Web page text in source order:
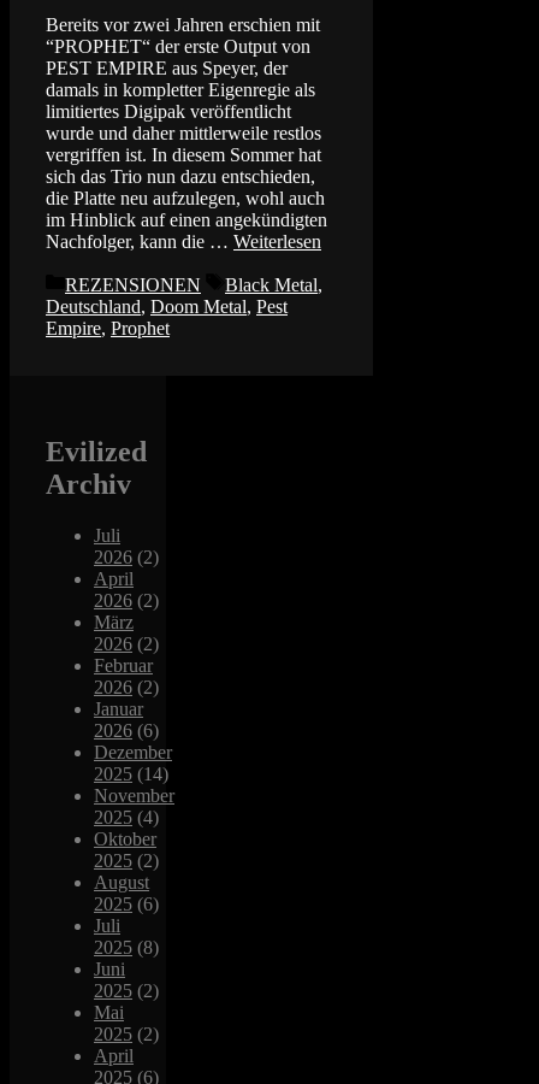
Bereits vor zwei Jahren erschien mit
“PROPHET“ der erste Output von
PEST EMPIRE aus Speyer, der
damals in kompletter Eigenregie als
limitiertes Digipak veröffentlicht
wurde und daher mittlerweile restlos
vergriffen ist. In diesem Sommer hat
sich das Trio nun dazu entschieden,
die Platte neu aufzulegen, wohl auch
im Hinblick auf einen angekündigten
Nachfolger, kann die … Weiterlesen
Kategorien
REZENSIONEN Schlagwörter
Black Metal,
Deutschland, Doom Metal, Pest
Empire, Prophet
Evilized
Archiv
Juli
2026 (2)
April
2026 (2)
März
2026 (2)
Februar
2026 (2)
Januar
2026 (6)
Dezember
2025 (14)
November
2025 (4)
Oktober
2025 (2)
August
2025 (6)
Juli
2025 (8)
Juni
2025 (2)
Mai
2025 (2)
April
2025 (6)